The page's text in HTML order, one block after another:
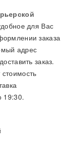
для Вас
заказа
адрес
заказ.
19:30.